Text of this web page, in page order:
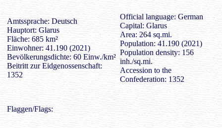
Amtssprache: Deutsch
Hauptort: Glarus
Fläche: 685 km²
Einwohner: 41.190 (2021)
Bevölkerungsdichte: 60 Einw./km²
Beitritt zur Eidgenossenschaft:
1352
Official language: German
Capital: Glarus
Area: 264 sq.mi.
Population: 41.190 (2021)
Population density: 156
inh./sq.mi.
Accession to the
Confederation: 1352
Flaggen/Flags: